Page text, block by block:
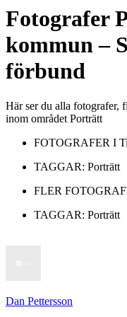
Fotografer
kommun–
förbund
Här ser du alla fotografer,
inom området Porträtt
FOTOGRAFER I
TAGGAR: Porträtt
FLER
TAGGAR: Porträtt
Dan Pettersson